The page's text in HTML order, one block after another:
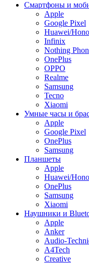
Смартфоны и
Apple
Google Pixel
Huawei/
Infinix
Nothing
OnePlus
OPPO
Realme
Samsung
Tecno
Xiaomi
Умные часы и
Apple
Google Pixel
OnePlus
Samsung
Планшеты
Apple
Huawei/
OnePlus
Samsung
Xiaomi
Наушники и
Apple
Anker
Audio-
A4Tech
Creative